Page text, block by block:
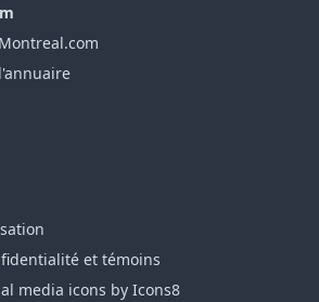
et témoins
media icons by Icons8